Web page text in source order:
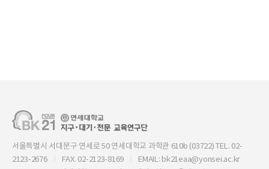
서울특별시 서대문구 연세로 50 연세대학교 과학관 610b (03722) TEL. 02-
2123-2676
FAX. 02-2123-8169
EMAIL: bk21eaa@yonsei.ac.kr